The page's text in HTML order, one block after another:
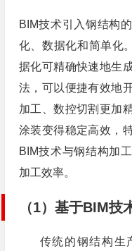
BIM技术引入钢结构
化、数据化和简单化
据化可精确快速地生
法，可以便捷有效地
加工、数控切割更加
涂装变得稳定高效，
BIM技术与钢结构加
加工效率。
（1）基于BIM技
传统的钢结构生